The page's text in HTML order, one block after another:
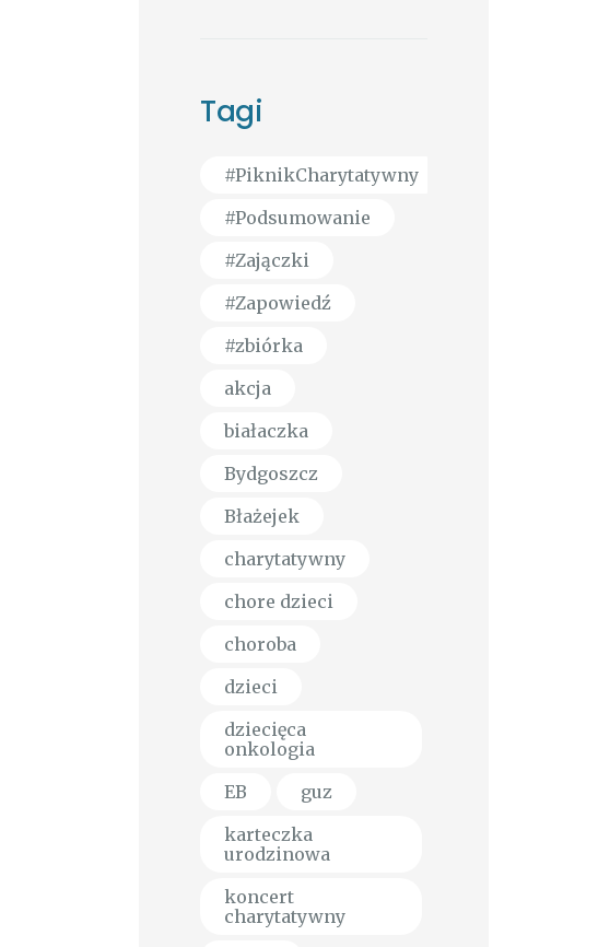
Tagi
#PiknikCharytatywny
#Podsumowanie
#Zajączki
#Zapowiedź
#zbiórka
akcja
białaczka
Bydgoszcz
Błażejek
charytatywny
chore dzieci
choroba
dzieci
dziecięca
onkologia
EB
guz
karteczka
urodzinowa
koncert
charytatywny